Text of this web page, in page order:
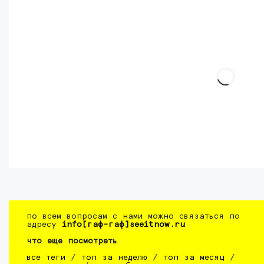
по всем вопросам с нами можно связаться по
адресу info[гаф-гаф]seeitnow.ru
что еще посмотреть
все теги / топ за неделю / топ за месяц /